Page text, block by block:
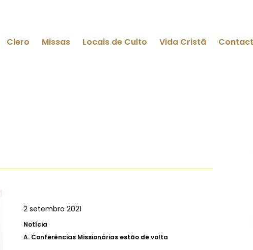
Clero Missas Locais de Culto Vida Cristã
2 setembro 2021
Notícia
A. Conferências Missionárias estão de volta